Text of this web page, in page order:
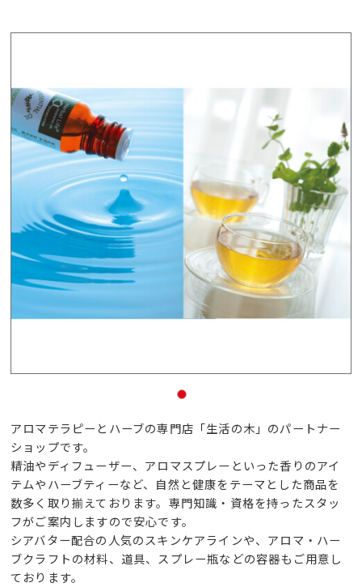
アロマテラピーとハーブの専門店「生活の木」のパートナー
ショップです。
精油やディフューザー、アロマスプレーといった香りのアイ
テムやハーブティーなど、自然と健康をテーマとした商品を
数多く取り揃えております。専門知識・資格を持ったスタッ
フがご案内しますので安心です。
シアバター配合の人気のスキンケアラインや、アロマ・ハー
ブクラフトの材料、道具、スプレー瓶などの容器もご用意し
ております。